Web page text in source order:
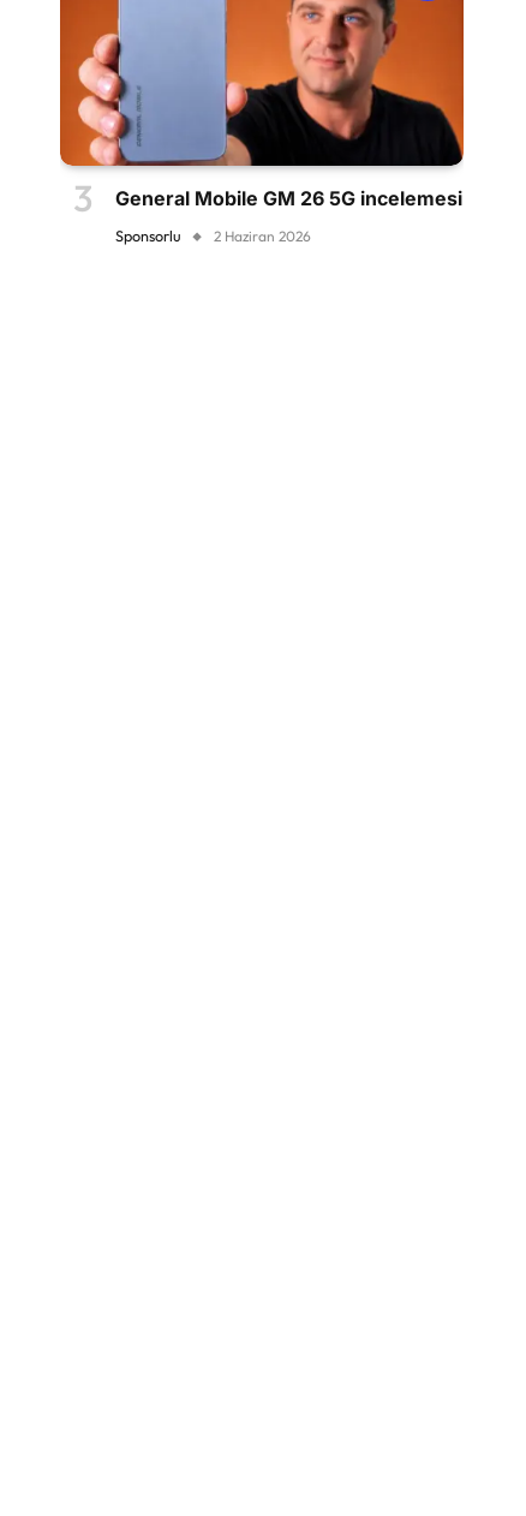
General Mobile GM 26 5G incelemesi
Sponsorlu 2 Haziran 2026